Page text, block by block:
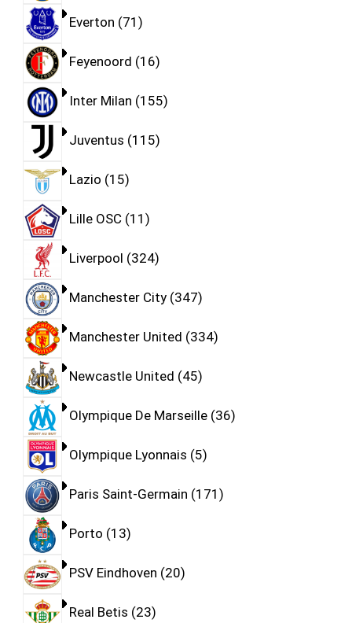
Everton 71
Feyenoord 16
Inter Milan 155
Juventus 115
Lazio 15
Lille OSC 11
Liverpool 324
Manchester City 347
Manchester United 334
Newcastle United 45
Olympique De Marseille 36
Olympique Lyonnais 5
Paris Saint-Germain 171
Porto 13
PSV Eindhoven 20
Real Betis 23